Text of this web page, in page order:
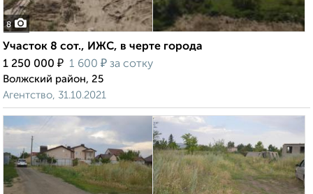
8
Участок 8 сот., ИЖС, в черте города
1 250 000 ₽ 1 600 ₽ за сотку
Волжский район, 25
Агентство, 31.10.2021